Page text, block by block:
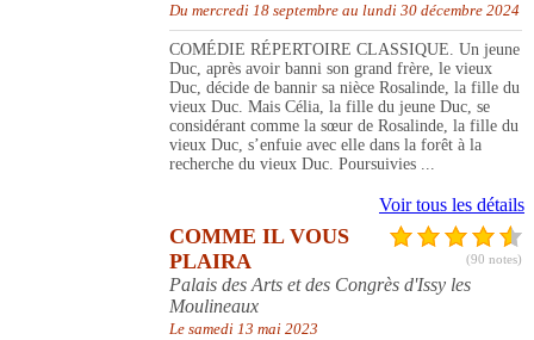
Du mercredi 18 septembre au lundi 30 décembre 2024
COMÉDIE RÉPERTOIRE CLASSIQUE. Un jeune
Duc, après avoir banni son grand frère, le vieux
Duc, décide de bannir sa nièce Rosalinde, la fille du
vieux Duc. Mais Célia, la fille du jeune Duc, se
considérant comme la sœur de Rosalinde, la fille du
vieux Duc, s’enfuie avec elle dans la forêt à la
recherche du vieux Duc. Poursuivies ...
Voir tous les détails
(90 notes)
COMME IL VOUS
PLAIRA
Palais des Arts et des Congrès d'Issy les
Moulineaux
Le samedi 13 mai 2023